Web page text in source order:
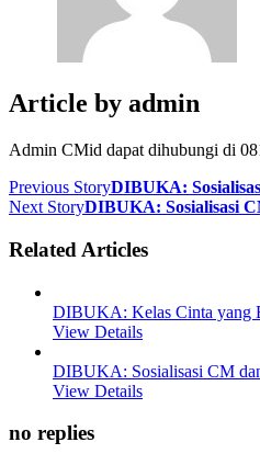
Article by admin
Admin CMid dapat dihubungi di
Previous StoryDIBUKA:
Next StoryDIBUKA: Sosialisasi
Related Articles
DIBUKA: Kelas Cinta yang
View Details
DIBUKA: Sosialisasi CM
View Details
no replies